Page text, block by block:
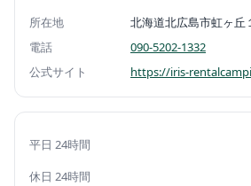
所在地
北海道北広島市虹ヶ丘
電話
090-5202-1332
公式サイト
https://iris-
平日 24時間
休日 24時間